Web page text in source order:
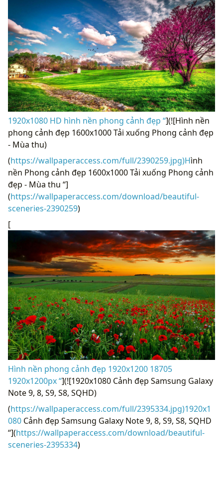
1920x1080 HD hình nền phong cảnh đẹp “](![Hình nền
phong cảnh đẹp 1600x1000 Tải xuống Phong cảnh đẹp
- Mùa thu)
(https://wallpaperaccess.com/full/2390259.jpg)Hình
nền Phong cảnh đẹp 1600x1000 Tải xuống Phong cảnh
đẹp - Mùa thu “]
(https://wallpaperaccess.com/download/beautiful-
sceneries-2390259)
[
Hình nền phong cảnh đẹp 1920x1200 18705
1920x1200px “](![1920x1080 Cảnh đẹp Samsung Galaxy
Note 9, 8, S9, S8, SQHD)
(https://wallpaperaccess.com/full/2395334.jpg)1920x1
080 Cảnh đẹp Samsung Galaxy Note 9, 8, S9, S8, SQHD
“](https://wallpaperaccess.com/download/beautiful-
sceneries-2395334)